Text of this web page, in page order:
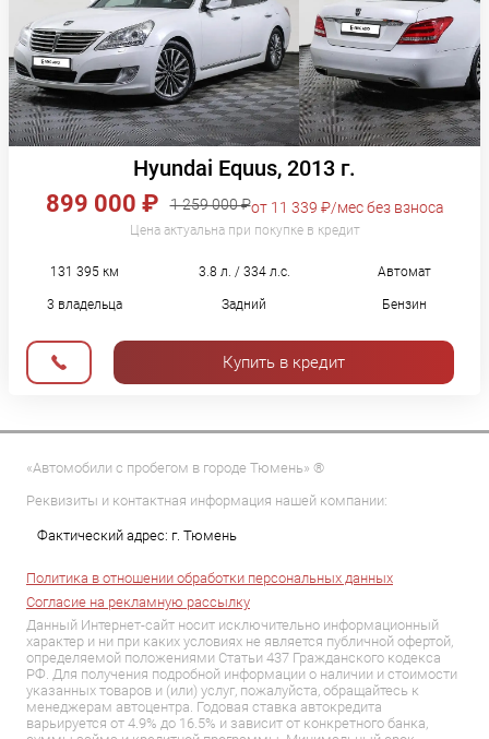
Hyundai Equus, 2013 г.
899 000 ₽ 1 259 000 ₽от 11 339 ₽/мес без взноса
Цена актуальна при покупке в кредит
131 395 км 3.8 л. / 334 л.с. Автомат
3 владельца Задний Бензин
Купить в кредит
«Автомобили с пробегом в городе Тюмень» ®
Реквизиты и контактная информация нашей компании:
Фактический адрес: г. Тюмень
Политика в отношении обработки персональных данных
Согласие на рекламную рассылку
Данный Интернет-сайт носит исключительно информационный
характер и ни при каких условиях не является публичной офертой,
определяемой положениями Статьи 437 Гражданского кодекса
РФ. Для получения подробной информации о наличии и стоимости
указанных товаров и (или) услуг, пожалуйста, обращайтесь к
менеджерам автоцентра. Годовая ставка автокредита
варьируется от 4.9% до 16.5% и зависит от конкретного банка,